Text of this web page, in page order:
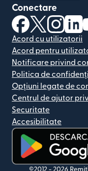
Conectare
(se deschide
(se (se
Acord cu utilizatorii
Acord pentru
Notificare privind
Politica de
Opțiuni legate de
Centrul de ajutor
Securitate
Accesibilitate
©2012 - 2026